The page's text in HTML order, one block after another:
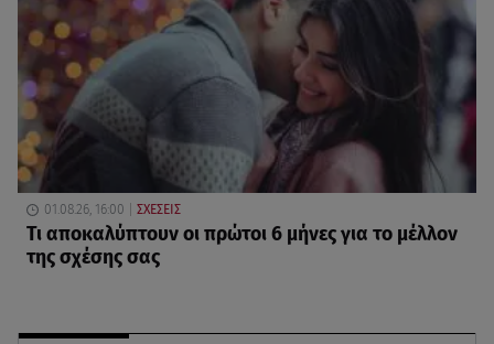
01.08.26, 16:00 ΣΧΕΣΕΙΣ
Τι αποκαλύπτουν οι πρώτοι 6 μήνες για το μέλλον
της σχέσης σας